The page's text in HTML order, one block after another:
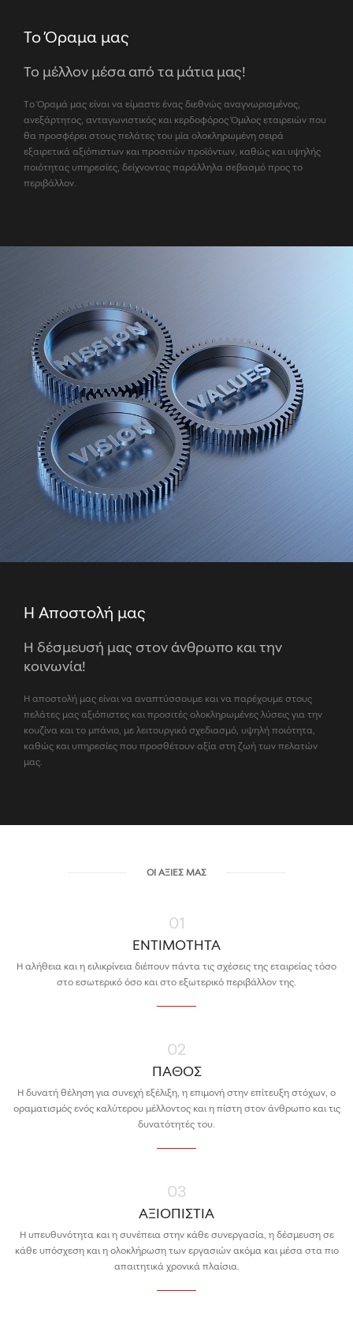
Το Όραμα μας
Το μέλλον μέσα από τα μάτια μας!
Το Όραμά μας είναι να είμαστε ένας διεθνώς αναγνωρισμένος,
ανεξάρτητος, ανταγωνιστικός και κερδοφόρος Όμιλος εταιρειών που
θα προσφέρει στους πελάτες του μία ολοκληρωμένη σειρά
εξαιρετικά αξιόπιστων και προσιτών προϊόντων, καθώς και υψηλής
ποιότητας υπηρεσίες, δείχνοντας παράλληλα σεβασμό προς το
περιβάλλον.
Η Αποστολή μας
Η δέσμευσή μας στον άνθρωπο και την
κοινωνία!
Η αποστολή μας είναι να αναπτύσσουμε και να παρέχουμε στους
πελάτες μας αξιόπιστες και προσιτές ολοκληρωμένες λύσεις για την
κουζίνα και το μπάνιο, με λειτουργικό σχεδιασμό, υψηλή ποιότητα,
καθώς και υπηρεσίες που προσθέτουν αξία στη ζωή των πελατών
μας.
ΟΙ ΑΞΊΕΣ ΜΑΣ
01
ΕΝΤΙΜΟΤΗΤΑ
Η αλήθεια και η ειλικρίνεια διέπουν πάντα τις σχέσεις της εταιρείας τόσο
στο εσωτερικό όσο και στο εξωτερικό περιβάλλον της.
02
ΠΑΘΟΣ
Η δυνατή θέληση για συνεχή εξέλιξη, η επιμονή στην επίτευξη στόχων, ο
οραματισμός ενός καλύτερου μέλλοντος και η πίστη στον άνθρωπο και τις
δυνατότητές του.
03
ΑΞΙΟΠΙΣΤΙΑ
Η υπευθυνότητα και η συνέπεια στην κάθε συνεργασία, η δέσμευση σε
κάθε υπόσχεση και η ολοκλήρωση των εργασιών ακόμα και μέσα στα πιο
απαιτητικά χρονικά πλαίσια.